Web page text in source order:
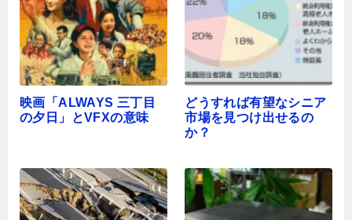
映画「ALWAYS 三丁目
の夕日」とVFXの意味
どうすれば有望なシニア
市場を見つけ出せるの
か？